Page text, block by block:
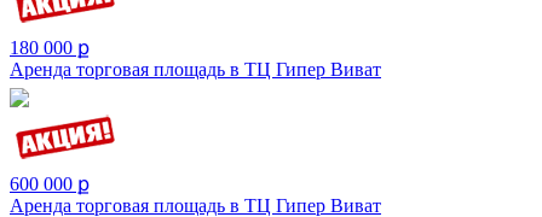
180 000 ք
Аренда торговая площадь в ТЦ Гипер Виват
600 000 ք
Аренда торговая площадь в ТЦ Гипер Виват